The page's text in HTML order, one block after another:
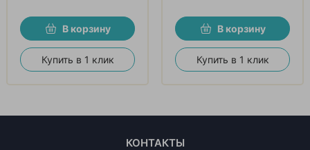
В корзину
Купить в 1 клик
В корзину
Купить в 1 клик
КОНТАКТЫ